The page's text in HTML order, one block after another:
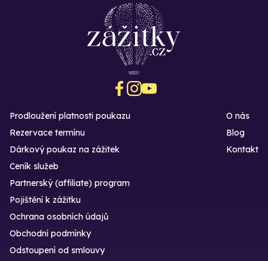
Prodloužení platnosti poukazu
Rezervace termínu
Dárkový poukaz na zážitek
O nás
Blog
Kontakt
Ceník služeb
Partnerský (affiliate) program
Pojištění k zážitku
Ochrana osobních údajů
Obchodní podmínky
Odstoupení od smlouvy